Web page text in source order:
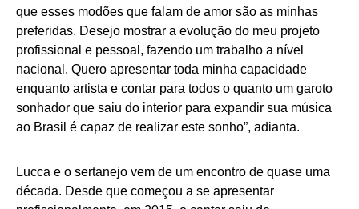
que esses modões que falam de amor são as minhas
preferidas. Desejo mostrar a evolução do meu projeto
profissional e pessoal, fazendo um trabalho a nível
nacional. Quero apresentar toda minha capacidade
enquanto artista e contar para todos o quanto um garoto
sonhador que saiu do interior para expandir sua música
ao Brasil é capaz de realizar este sonho”, adianta.
Lucca e o sertanejo vem de um encontro de quase uma
década. Desde que começou a se apresentar